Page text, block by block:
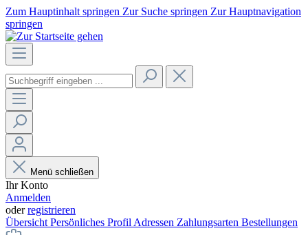
Zum Hauptinhalt springen Zur Suche springen Zur Hauptnavigation
springen
Menü schließen
Ihr Konto
Anmelden
oderregistrieren
Übersicht Persönliches Profil Adressen Zahlungsarten Bestellungen